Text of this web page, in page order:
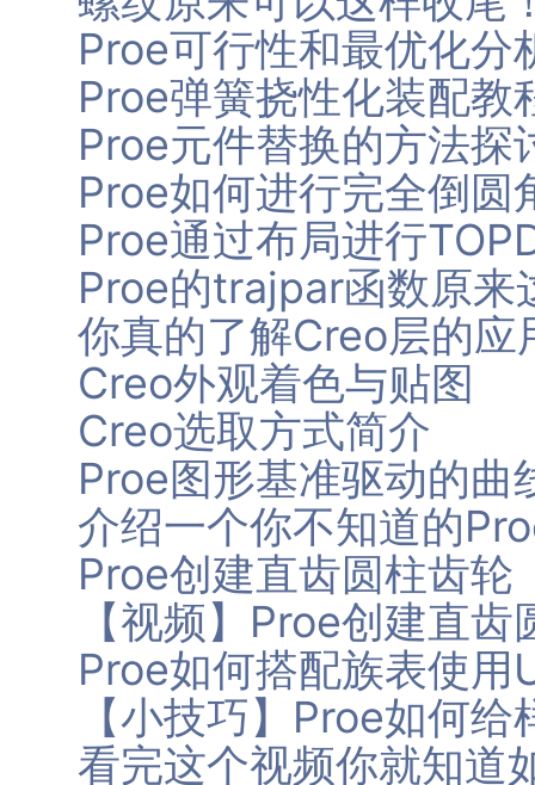
Proe可行性和最优化分
Proe弹簧挠性化装配教
Proe元件替换的方法探
Proe如何进行完全倒圆
Proe通过布局进行
Proe的trajpar函数原来
你真的了解Creo层的应
Creo外观着色与贴图
Creo选取方式简介
Proe图形基准驱动的曲
介绍一个你不知道的
Proe创建直齿圆柱齿轮
【视频】Proe创建直
Proe如何搭配族表使用
【小技巧】Proe如何
看完这个视频你就知道